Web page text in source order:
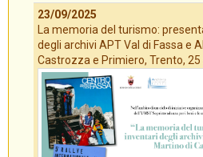
23/09/2025
La memoria del turismo:
degli archivi APT Val di Fassa e
Castrozza e Primiero, Trento,